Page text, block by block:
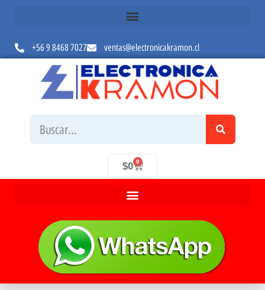
+56 9 8468 7027 ventas@electronicakramon.cl
$0 0